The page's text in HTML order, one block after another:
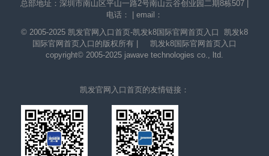
总部地址：深圳市南山区平山一路2号南山云谷创业园二期8栋507 |
电话： | email：
© 2005-2025 凯发官网入口首页-凯发k8国际官网首页入口
凯发k8
国际官网首页入口的版权所有 | 凯发k8国际官网首页入口
copyright© 2005-2025 jawave technologies co., ltd.
凯发官网入口首页的友情链接：